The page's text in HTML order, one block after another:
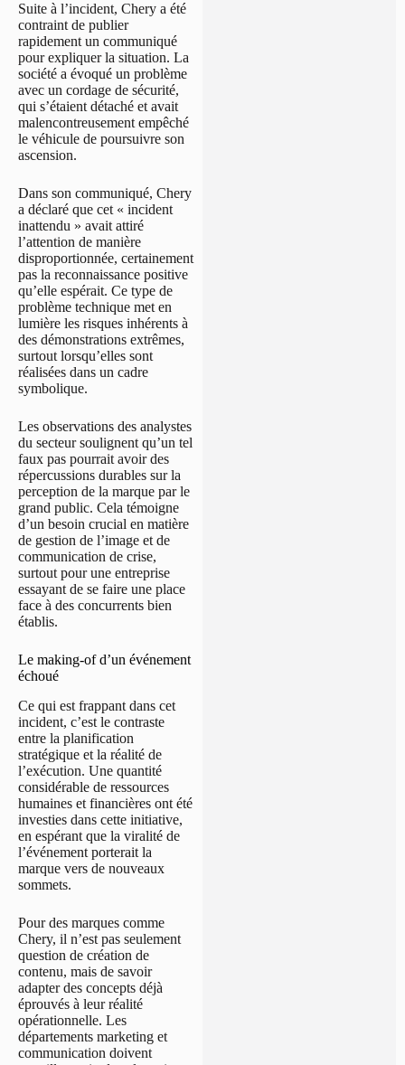
Suite à l’incident, Chery a été
contraint de publier
rapidement un communiqué
pour expliquer la situation. La
société a évoqué un problème
avec un cordage de sécurité,
qui s’étaient détaché et avait
malencontreusement empêché
le véhicule de poursuivre son
ascension.
Dans son communiqué, Chery
a déclaré que cet « incident
inattendu » avait attiré
l’attention de manière
disproportionnée, certainement
pas la reconnaissance positive
qu’elle espérait. Ce type de
problème technique met en
lumière les risques inhérents à
des démonstrations extrêmes,
surtout lorsqu’elles sont
réalisées dans un cadre
symbolique.
Les observations des analystes
du secteur soulignent qu’un tel
faux pas pourrait avoir des
répercussions durables sur la
perception de la marque par le
grand public. Cela témoigne
d’un besoin crucial en matière
de gestion de l’image et de
communication de crise,
surtout pour une entreprise
essayant de se faire une place
face à des concurrents bien
établis.
Le making-of d’un événement
échoué
Ce qui est frappant dans cet
incident, c’est le contraste
entre la planification
stratégique et la réalité de
l’exécution. Une quantité
considérable de ressources
humaines et financières ont été
investies dans cette initiative,
en espérant que la viralité de
l’événement porterait la
marque vers de nouveaux
sommets.
Pour des marques comme
Chery, il n’est pas seulement
question de création de
contenu, mais de savoir
adapter des concepts déjà
éprouvés à leur réalité
opérationnelle. Les
départements marketing et
communication doivent